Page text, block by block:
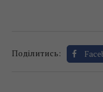
Поділитись: